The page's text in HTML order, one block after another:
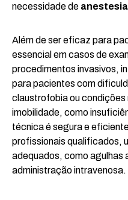
necessidade de
Além de ser eficaz para
essencial em casos de
procedimentos invasivos,
para pacientes com
claustrofobia ou condições
imobilidade, como
técnica é segura e
profissionais qualificados,
adequados, como agulhas
administração intravenosa.